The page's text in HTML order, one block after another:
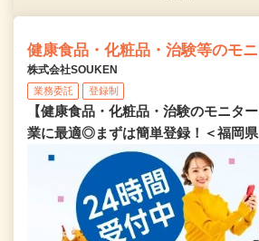
健康食品・化粧品・治験等のモ
株式会社SOUKEN
業務委託 登録制
【健康食品・化粧品・治験のモニタ
業に最適◎まずは簡単登録！＜福岡県